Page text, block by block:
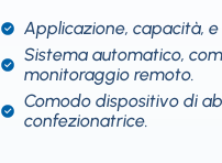
Applicazione, capacità, e
Sistema automatico,
monitoraggio remoto.
Comodo dispositivo di
confezionatrice.